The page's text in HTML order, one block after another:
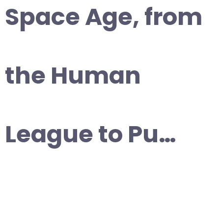
Space Age, from
the Human
League to Pu…